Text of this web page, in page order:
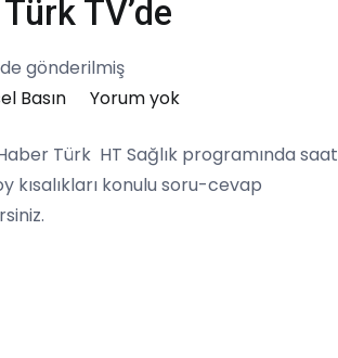
TV’de
gönderilmiş
Basın Yorum yokProf.
Peyami
CİNAZ
Türk HT Sağlık programında saat
kısalıkları konulu soru-cevap